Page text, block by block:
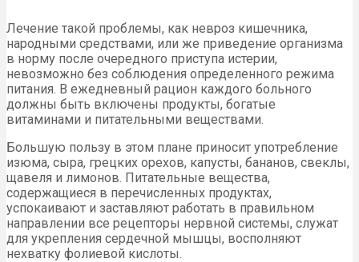
Лечение такой проблемы, как невроз кишечника,
народными средствами, или же приведение организма
в норму после очередного приступа истерии,
невозможно без соблюдения определенного режима
питания. В ежедневный рацион каждого больного
должны быть включены продукты, богатые
витаминами и питательными веществами.
Большую пользу в этом плане приносит употребление
изюма, сыра, грецких орехов, капусты, бананов, свеклы,
щавеля и лимонов. Питательные вещества,
содержащиеся в перечисленных продуктах,
успокаивают и заставляют работать в правильном
направлении все рецепторы нервной системы, служат
для укрепления сердечной мышцы, восполняют
нехватку фолиевой кислоты.